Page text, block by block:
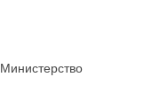
Министерство